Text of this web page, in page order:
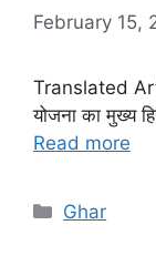
February 15,
Translated
योजना का मुख्य
Read more
Categories
Ghar